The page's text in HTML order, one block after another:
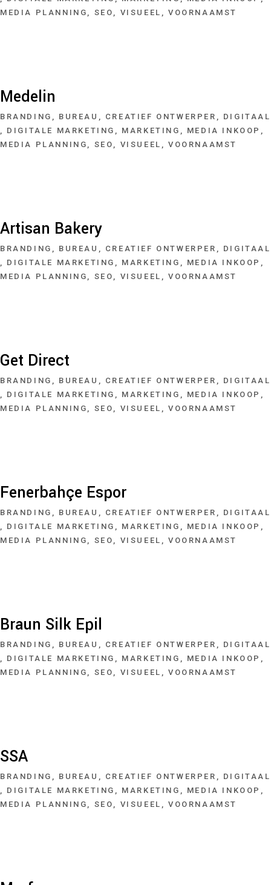
MEDIA PLANNING
SEO VISUEEL VOORNAAMST
Medelin
BRANDING BUREAU CREATIEF ONTWERPER
DIGITAAL
DIGITALE MARKETING
MARKETING
MEDIA INKOOP
MEDIA PLANNING
SEO VISUEEL VOORNAAMST
Artisan Bakery
BRANDING BUREAU CREATIEF ONTWERPER
DIGITAAL
DIGITALE MARKETING
MARKETING
MEDIA INKOOP
MEDIA PLANNING
SEO VISUEEL VOORNAAMST
Get Direct
BRANDING BUREAU CREATIEF ONTWERPER
DIGITAAL
DIGITALE MARKETING
MARKETING
MEDIA INKOOP
MEDIA PLANNING
SEO VISUEEL VOORNAAMST
Fenerbahçe Espor
BRANDING BUREAU CREATIEF ONTWERPER
DIGITAAL
DIGITALE MARKETING
MARKETING
MEDIA INKOOP
MEDIA PLANNING
SEO VISUEEL VOORNAAMST
Braun Silk Epil
BRANDING BUREAU CREATIEF ONTWERPER
DIGITAAL
DIGITALE MARKETING
MARKETING
MEDIA INKOOP
MEDIA PLANNING
SEO VISUEEL VOORNAAMST
SSA
BRANDING BUREAU CREATIEF ONTWERPER
DIGITAAL
DIGITALE MARKETING
MARKETING
MEDIA INKOOP
MEDIA PLANNING
SEO VISUEEL VOORNAAMST